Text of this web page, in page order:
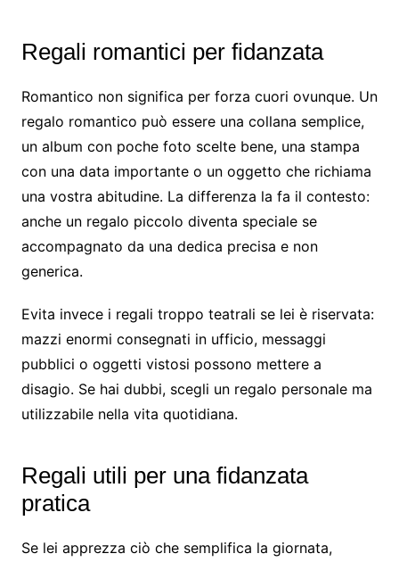
Regali romantici per fidanzata
Romantico non significa per forza cuori ovunque. Un
regalo romantico può essere una collana semplice,
un album con poche foto scelte bene, una stampa
con una data importante o un oggetto che richiama
una vostra abitudine. La differenza la fa il contesto:
anche un regalo piccolo diventa speciale se
accompagnato da una dedica precisa e non
generica.
Evita invece i regali troppo teatrali se lei è riservata:
mazzi enormi consegnati in ufficio, messaggi
pubblici o oggetti vistosi possono mettere a
disagio. Se hai dubbi, scegli un regalo personale ma
utilizzabile nella vita quotidiana.
Regali utili per una fidanzata
pratica
Se lei apprezza ciò che semplifica la giornata,